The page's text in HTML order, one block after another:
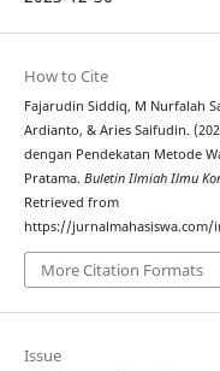
How to Cite
Fajarudin Siddiq, M Nurfalah
Ardianto, & Aries Saifudin.
dengan Pendekatan Metode
Pratama. Buletin Ilmiah Ilmu
Retrieved from
https://
More Citation Formats
Issue